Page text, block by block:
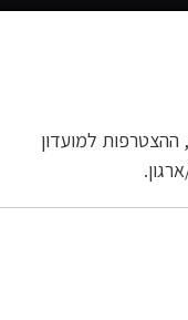
ההצטרפות למועדון